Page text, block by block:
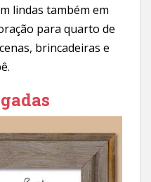
lindas também em
para quarto de
brincadeiras e